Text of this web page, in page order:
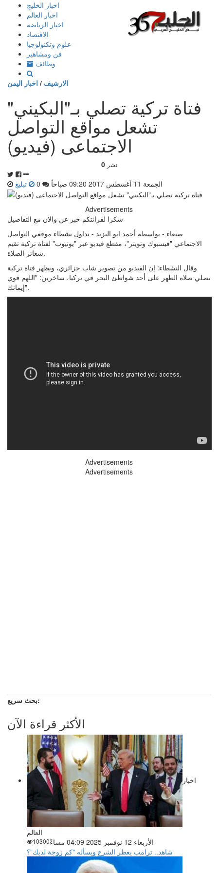
إذهب
المحتوى
اخبار الخليج
اخبار العالم
اخبار الرياضه
الاقتصاد
علوم وتكنولوجيا
فن ومشاهير
وظائف
الارشيف / اخبار اليمن
فتاة تركية تصلي بـ"البكيني"
تشعل مواقع التواصل
الاجتماعى (فيديو)
0 نشر
الجمعة 11 أغسطس 2017 09:20 صباحاً تبليغ
Advertisements
شكرا لقرائتكم خبر عن والان مع التفاصيل
صنعاء - بواسطة أحمد ابو اليزيد - تداول نشطاء موقعي التواصل
الاجتماعي "فيسبوك وتويتر"، مقطع فيديو عبر "يوتيوب" لفتاة تركية تقيم
شعائر الصلاة.
وقال النشطاء: إن الفيديو من تصوير شاب جزائري، ويظهر فتاة تركية
تصلي صلاة الظهر على أحد شواطئ البحر في تركيا، ساخرين: "اللهم قوي
إيمانك".
Advertisements
Advertisements
بحث سريع:
الأكثر قراءة الآن
اخبار
العالم
الأربعاء 12 نوفمبر 2025 04:09 مساءً
10300
شاهد.. ترامب يعطر الشرع ويسأله "كم زوجة لديك"؟